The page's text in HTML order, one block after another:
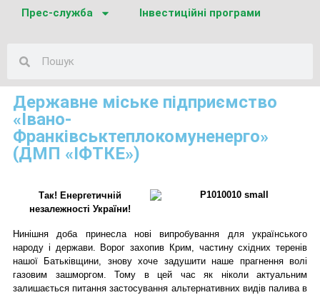
Прес-служба Інвестиційні програми
Державне міське підприємство
«Івано-
Франківськтеплокомуненерго»
(ДМП «ІФТКЕ»)
Так! Енергетичній
незалежності України!
Нинішня доба принесла нові випробування для українського
народу і держави. Ворог захопив Крим, частину східних теренів
нашої Батьківщини, знову хоче задушити наше прагнення волі
газовим зашморгом. Тому в цей час як ніколи актуальним
залишається питання застосування альтернативних видів палива в